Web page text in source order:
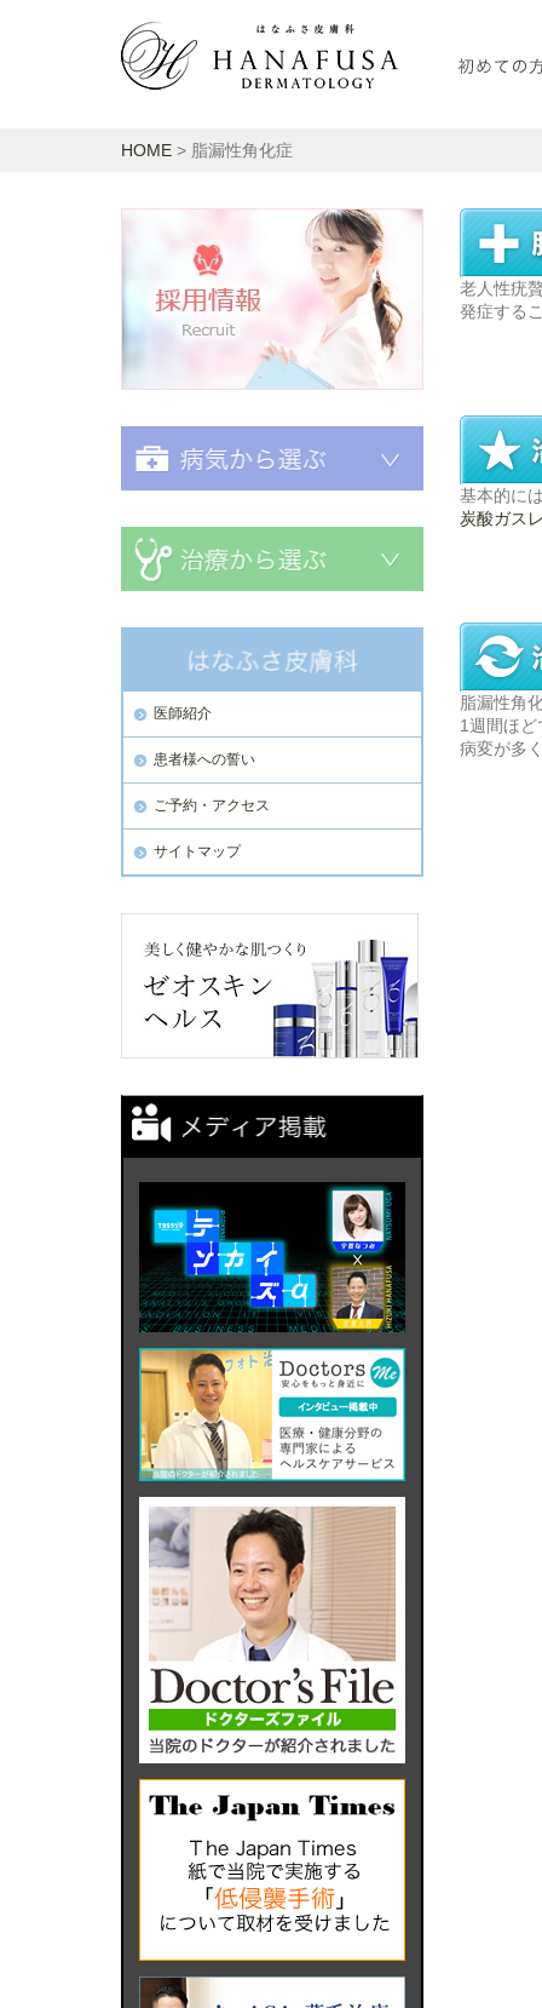
HOME > 脂漏性角化症
老人性疣
発症する
基本的に
炭酸ガス
脂漏性角
1週間ほ
病変が多
採用情報
医師紹介
患者様への誓い
ご予約・アクセス
サイトマップ